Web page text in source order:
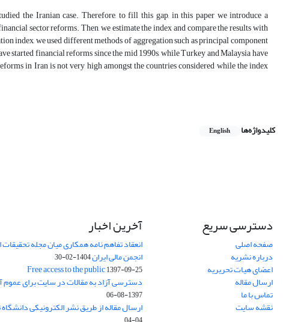
the Iranian case. Therefore, to fill this gap, in this paper we introduce a
sector reforms. Then, we estimate the index and compare the results with
index, we used different methods of aggregation such as principal component
started financial reforms since the mid 1990s, while Turkey and Malaysia have
in Iran is not very high amongst the countries considered while the index
کلیدواژه‌ها English
دسترسی سریع
صفحه اصلی
درباره نشریه
اعضای هیات تحریریه
ارسال مقاله
تماس با ما
نقشه سایت
آخرین اخبار
انعقاد تفاهم نامه همکاری میان مجله تحقیقات
انجمن مالی ایران1404-02-30
Free access to the public1397-09-25
دسترسی آزاد به مقالات در سایت برای عموم
1397-08-06
ارسال مقاله از طریق نشر الکترونیکی